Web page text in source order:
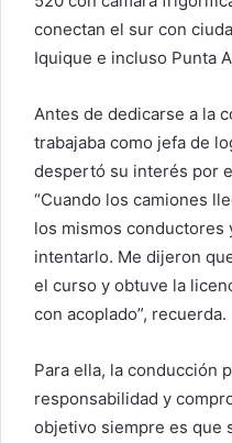
conectan el sur con
Iquique e incluso Punta
Antes de dedicarse a la
trabajaba como jefa de
despertó su interés por
“Cuando los camiones
los mismos conductores
intentarlo. Me dijeron
el curso y obtuve la
con acoplado”, recuerda.
Para ella, la conducción
responsabilidad y
objetivo siempre es que